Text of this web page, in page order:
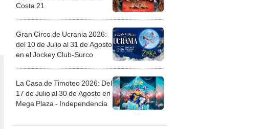
Costa 21
Gran Circo de Ucrania 2026:
del 10 de Julio al 31 de Agosto
en el Jockey Club-Surco
La Casa de Timoteo 2026: Del
17 de Julio al 30 de Agosto en
Mega Plaza - Independencia